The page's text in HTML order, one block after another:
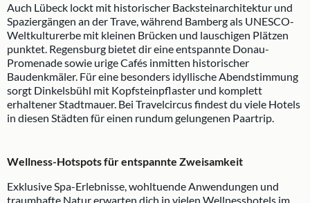
Auch Lübeck lockt mit historischer Backsteinarchitektur und
Spaziergängen an der Trave, während Bamberg als UNESCO-
Weltkulturerbe mit kleinen Brücken und lauschigen Plätzen
punktet. Regensburg bietet dir eine entspannte Donau-
Promenade sowie urige Cafés inmitten historischer
Baudenkmäler. Für eine besonders idyllische Abendstimmung
sorgt Dinkelsbühl mit Kopfsteinpflaster und komplett
erhaltener Stadtmauer. Bei Travelcircus findest du viele Hotels
in diesen Städten für einen rundum gelungenen Paartrip.
Wellness-Hotspots für entspannte Zweisamkeit
Exklusive Spa-Erlebnisse, wohltuende Anwendungen und
traumhafte Natur erwarten dich in vielen Wellnesshotels im